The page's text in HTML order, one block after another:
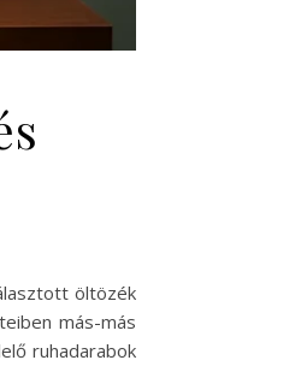
öltözék
más-más
ruhadarabok